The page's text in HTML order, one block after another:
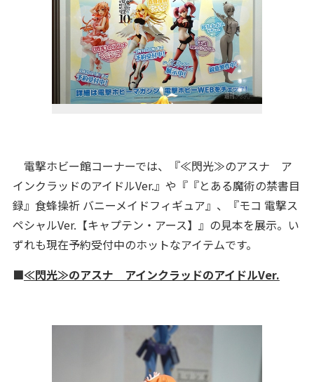
電撃ホビー館コーナーでは、『≪閃光≫のアスナ ア
インクラッドのアイドルVer.』や『『とある魔術の禁書目
録』食蜂操祈 バニーメイドフィギュア』、『モコ 電撃ス
ペシャルVer.【キャプテン・アース】』の見本を展示。い
ずれも現在予約受付中のホットなアイテムです。
■≪閃光≫のアスナ アインクラッドのアイドルVer.